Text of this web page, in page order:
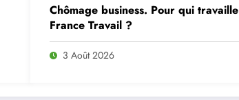
Chômage business. Pour qui travaille
France Travail ?
3 Août 2026